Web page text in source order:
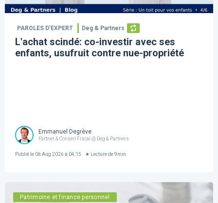
PAROLES D’EXPERT Deg & Partners
L'achat scindé: co-investir avec ses
enfants, usufruit contre nue-propriété
Emmanuel Degrève
Partner & Conseil Fiscal @ Deg & Partners
Publié le 08 Aug 2026 à 04:15 Lecture de 9min
Patrimoine et finance personnel